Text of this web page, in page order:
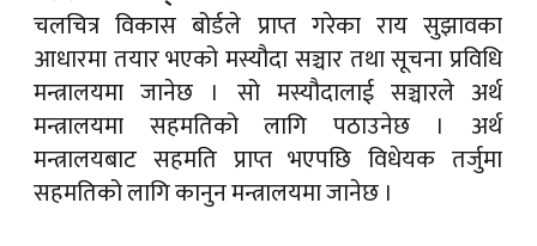
चलचित्र विकास बोर्डले प्राप्त गरेका राय सुझावका
आधारमा तयार भएको मस्यौदा सञ्चार तथा सूचना प्रविधि
मन्त्रालयमा जानेछ । सो मस्यौदालाई सञ्चारले अर्थ
मन्त्रालयमा सहमतिको लागि पठाउनेछ । अर्थ
मन्त्रालयबाट सहमति प्राप्त भएपछि विधेयक तर्जुमा
सहमतिको लागि कानुन मन्त्रालयमा जानेछ ।